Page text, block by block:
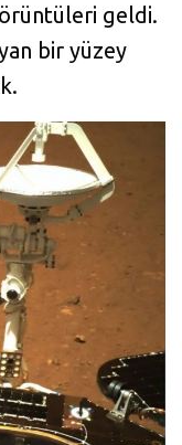
geldi.
bir yüzey